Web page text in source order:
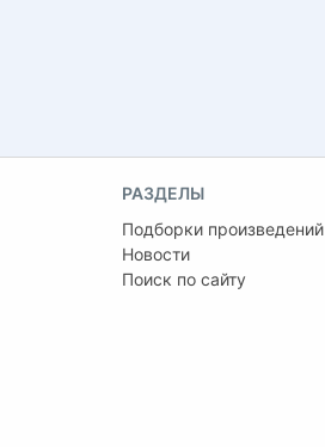
РАЗДЕЛЫ
Подборки произведений
Новости
Поиск по сайту